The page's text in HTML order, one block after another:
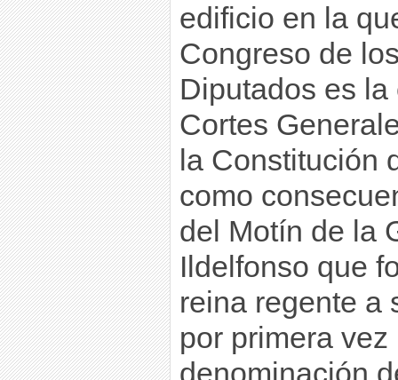
edificio en la
Congreso de
Diputados es
Cortes
la Constitución
como
del Motín de la
Ildelfonso que
reina regente a
por primera vez
denominación